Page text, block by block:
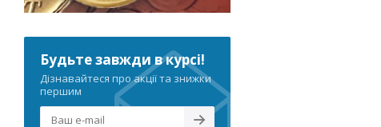
Будьте завжди в курсі!
Дізнавайтеся про акції та знижки
першим